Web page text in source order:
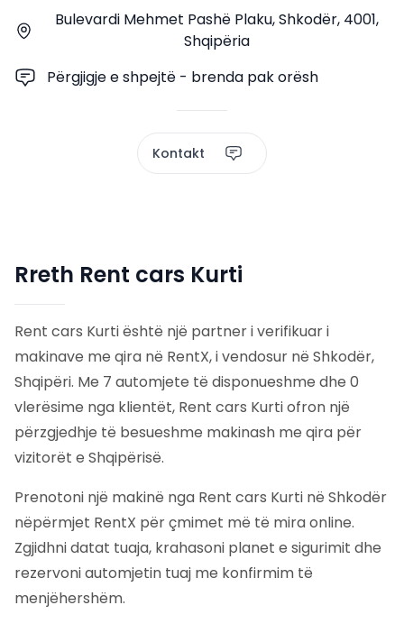
Bulevardi Mehmet Pashë Plaku, Shkodër, 4001,
Shqipëria
Përgjigje e shpejtë - brenda pak orësh
Kontakt
Rreth Rent cars Kurti
Rent cars Kurti është një partner i verifikuar i
makinave me qira në RentX, i vendosur në Shkodër,
Shqipëri. Me 7 automjete të disponueshme dhe 0
vlerësime nga klientët, Rent cars Kurti ofron një
përzgjedhje të besueshme makinash me qira për
vizitorët e Shqipërisë.
Prenotoni një makinë nga Rent cars Kurti në Shkodër
nëpërmjet RentX për çmimet më të mira online.
Zgjidhni datat tuaja, krahasoni planet e sigurimit dhe
rezervoni automjetin tuaj me konfirmim të
menjëhershëm.